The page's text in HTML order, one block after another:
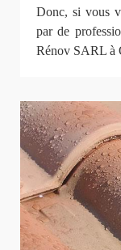
Donc, si vous
par de
Rénov SARL à